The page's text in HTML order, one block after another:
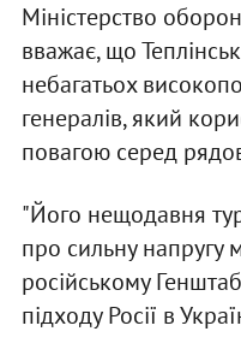
Міністерство
вважає, що
небагатьох
генералів, який
повагою серед
"Його нещодавня
про сильну напругу
російському
підходу Росії в